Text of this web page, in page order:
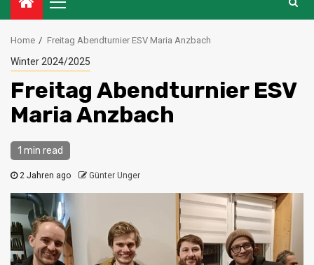
Primary
Menu
Home Freitag Abendturnier ESV Maria Anzbach
Winter 2024/2025
Freitag Abendturnier ESV
Maria Anzbach
1 min read
2 Jahren ago Günter Unger